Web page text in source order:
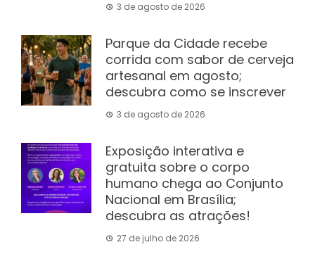
3 de agosto de 2026
Parque da Cidade recebe
corrida com sabor de cerveja
artesanal em agosto;
descubra como se inscrever
3 de agosto de 2026
Exposição interativa e
gratuita sobre o corpo
humano chega ao Conjunto
Nacional em Brasília;
descubra as atrações!
27 de julho de 2026